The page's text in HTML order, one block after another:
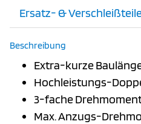
Ersatz- &
Beschreibung
Extra-kurze
Hochleistungs-
3-fache
Max. Anzugs-